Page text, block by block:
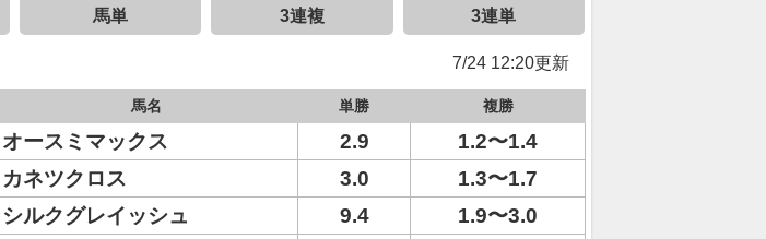
馬単 3連複 3連単
7/24 12:20更新
馬名 単勝 複勝
オースミマックス 2.9
1.2〜1.4
カネツクロス 3.0
1.3〜1.7
シルクグレイッシュ 9.4
1.9〜3.0